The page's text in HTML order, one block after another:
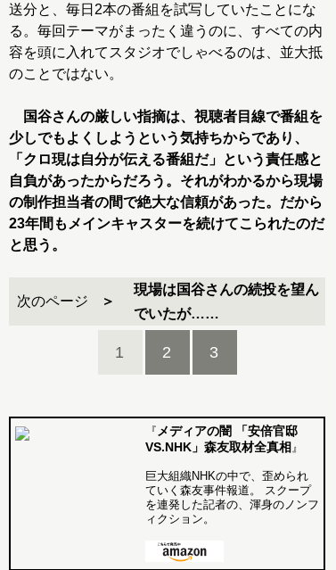
送分と、毎日2本の番組を試写していたことにな
る。毎回テーマがまったく違うのに、すべての内
容を頭に入れてスタジオでしゃべるのは、並大抵
のことではない。
国谷さんの厳しい指摘は、視聴者目線で番組を
少しでもよくしようという気持ちからであり、
「クロ現は自分が伝える番組だ」という責任感と
自負があったからだろう。それがわかるから現場
の制作担当者の間で絶大な信頼があった。だから
23年間もメインキャスターを続けてこられたのだ
と思う。
次のページ
現場は国谷さんの続投を望ん
でいたが……
1 2 3
『メディアの闇 「安倍官邸
VS.NHK」森友取材全真相』
巨大組織NHKの中で、歪められ
ていく森友事件報道。 スクープ
を連発した記者の、渾身のノンフ
ィクション。